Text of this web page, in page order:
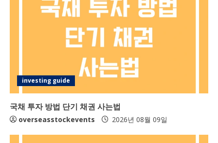
R
e
a
d
investing guide
국채 투자 방법 단기 채권 사는법
overseasstockevents 2026년 08월 09일